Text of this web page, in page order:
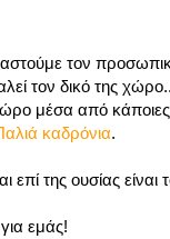
τον
τον δικό της
μέσα από κάποιες
καδρόνια.
της ουσίας είναι
εμάς!